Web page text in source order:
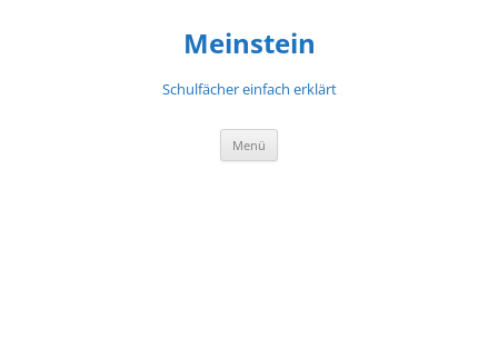
Meinstein
Schulfächer einfach erklärt
Menü